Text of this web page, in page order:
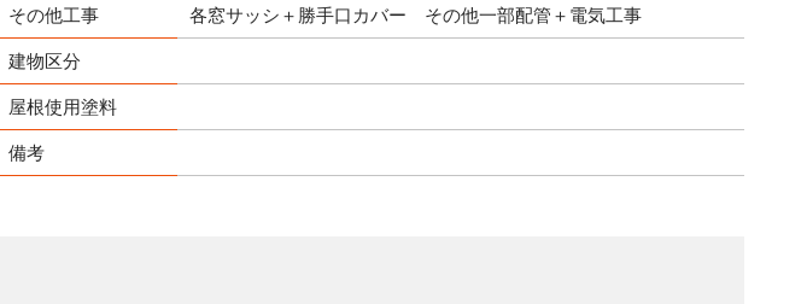
その他工事 各窓サッシ＋勝手口カバー その他一部配管＋電気工事
建物区分
屋根使用塗料
備考